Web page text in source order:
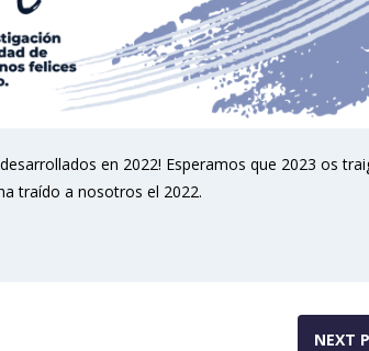
en 2022! Esperamos que 2023 os
traído a nosotros el 2022.
NEXT